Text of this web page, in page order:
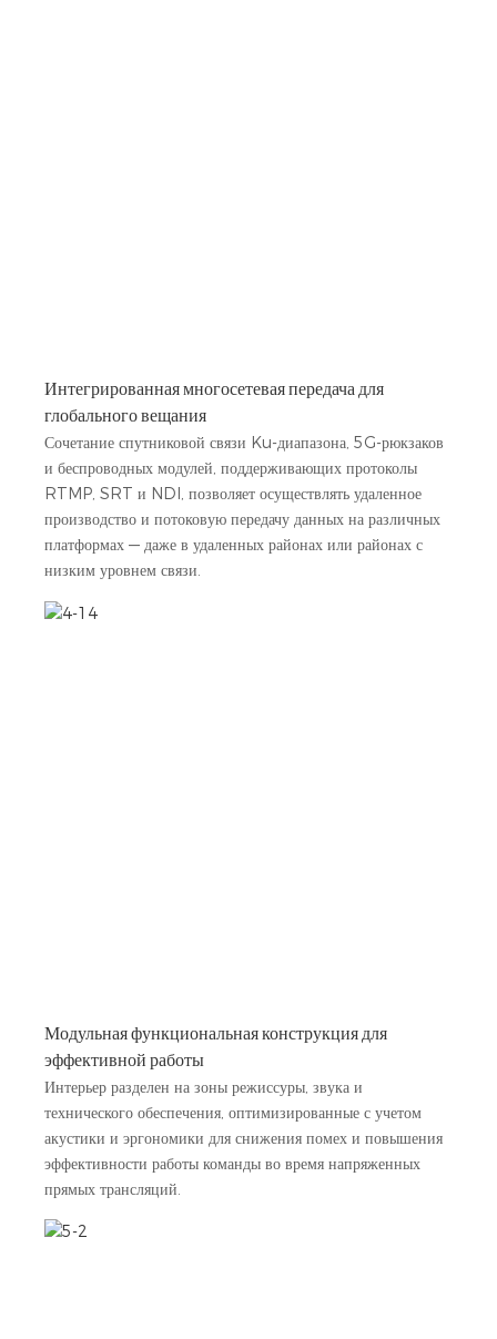
Интегрированная многосетевая передача для
глобального вещания
Сочетание спутниковой связи Ku-диапазона, 5G-рюкзаков
и беспроводных модулей, поддерживающих протоколы
RTMP, SRT и NDI, позволяет осуществлять удаленное
производство и потоковую передачу данных на различных
платформах — даже в удаленных районах или районах с
низким уровнем связи.
Модульная функциональная конструкция для
эффективной работы
Интерьер разделен на зоны режиссуры, звука и
технического обеспечения, оптимизированные с учетом
акустики и эргономики для снижения помех и повышения
эффективности работы команды во время напряженных
прямых трансляций.